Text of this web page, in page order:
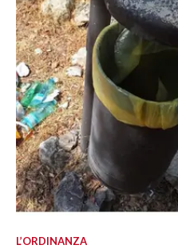
L’ORDINANZA